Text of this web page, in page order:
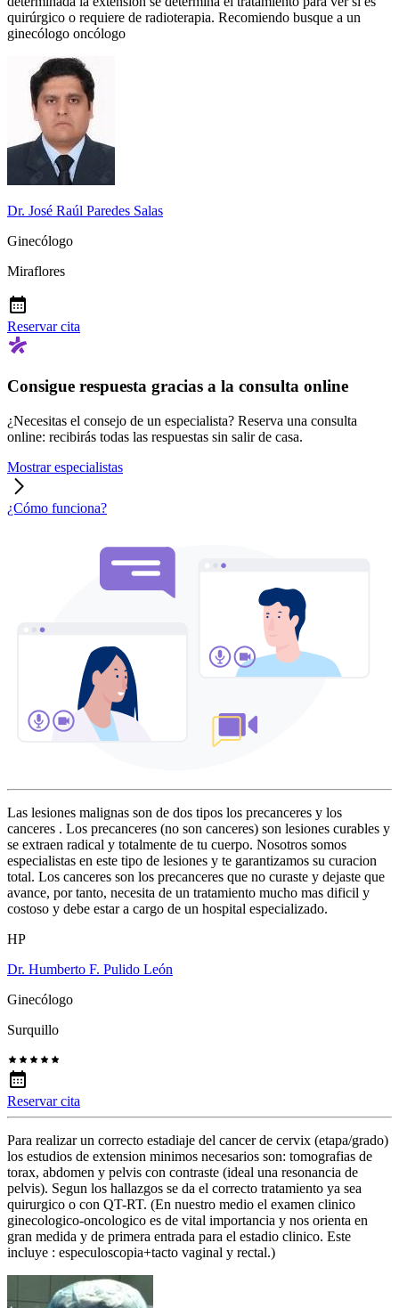
quirúrgico o requiere de radioterapia. Recomiendo busque a un
ginecólogo oncólogo
Dr. José Raúl Paredes Salas
Ginecólogo
Miraflores
Reservar cita
Consigue respuesta gracias a la consulta online
¿Necesitas el consejo de un especialista? Reserva una consulta
online: recibirás todas las respuestas sin salir de casa.
Mostrar especialistas
¿Cómo funciona?
Las lesiones malignas son de dos tipos los precanceres y los
canceres . Los precanceres (no son canceres) son lesiones curables y
se extraen radical y totalmente de tu cuerpo. Nosotros somos
especialistas en este tipo de lesiones y te garantizamos su curacion
total. Los canceres son los precanceres que no curaste y dejaste que
avance, por tanto, necesita de un tratamiento mucho mas dificil y
costoso y debe estar a cargo de un hospital especializado.
HP
Dr. Humberto F. Pulido León
Ginecólogo
Surquillo
Reservar cita
Para realizar un correcto estadiaje del cancer de cervix (etapa/grado)
los estudios de extension minimos necesarios son: tomografias de
torax, abdomen y pelvis con contraste (ideal una resonancia de
pelvis). Segun los hallazgos se da el correcto tratamiento ya sea
quirurgico o con QT-RT. (En nuestro medio el examen clinico
ginecologico-oncologico es de vital importancia y nos orienta en
gran medida y de primera entrada para el estadio clinico. Este
incluye : especuloscopia+tacto vaginal y rectal.)